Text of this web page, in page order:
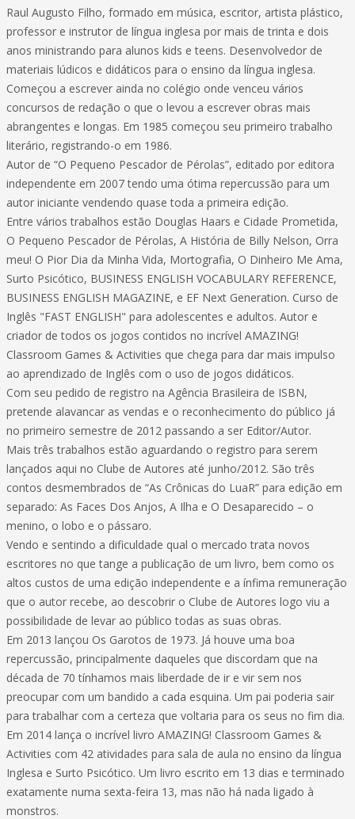
Raul Augusto Filho, formado em música, escritor, artista plástico,
professor e instrutor de língua inglesa por mais de trinta e dois
anos ministrando para alunos kids e teens. Desenvolvedor de
materiais lúdicos e didáticos para o ensino da língua inglesa.
Começou a escrever ainda no colégio onde venceu vários
concursos de redação o que o levou a escrever obras mais
abrangentes e longas. Em 1985 começou seu primeiro trabalho
literário, registrando-o em 1986.
Autor de “O Pequeno Pescador de Pérolas”, editado por editora
independente em 2007 tendo uma ótima repercussão para um
autor iniciante vendendo quase toda a primeira edição.
Entre vários trabalhos estão Douglas Haars e Cidade Prometida,
O Pequeno Pescador de Pérolas, A História de Billy Nelson, Orra
meu! O Pior Dia da Minha Vida, Mortografia, O Dinheiro Me Ama,
Surto Psicótico, BUSINESS ENGLISH VOCABULARY REFERENCE,
BUSINESS ENGLISH MAGAZINE, e EF Next Generation. Curso de
Inglês "FAST ENGLISH" para adolescentes e adultos. Autor e
criador de todos os jogos contidos no incrível AMAZING!
Classroom Games & Activities que chega para dar mais impulso
ao aprendizado de Inglês com o uso de jogos didáticos.
Com seu pedido de registro na Agência Brasileira de ISBN,
pretende alavancar as vendas e o reconhecimento do público já
no primeiro semestre de 2012 passando a ser Editor/Autor.
Mais três trabalhos estão aguardando o registro para serem
lançados aqui no Clube de Autores até junho/2012. São três
contos desmembrados de “As Crônicas do LuaR” para edição em
separado: As Faces Dos Anjos, A Ilha e O Desaparecido – o
menino, o lobo e o pássaro.
Vendo e sentindo a dificuldade qual o mercado trata novos
escritores no que tange a publicação de um livro, bem como os
altos custos de uma edição independente e a ínfima remuneração
que o autor recebe, ao descobrir o Clube de Autores logo viu a
possibilidade de levar ao público todas as suas obras.
Em 2013 lançou Os Garotos de 1973. Já houve uma boa
repercussão, principalmente daqueles que discordam que na
década de 70 tínhamos mais liberdade de ir e vir sem nos
preocupar com um bandido a cada esquina. Um pai poderia sair
para trabalhar com a certeza que voltaria para os seus no fim dia.
Em 2014 lança o incrível livro AMAZING! Classroom Games &
Activities com 42 atividades para sala de aula no ensino da língua
Inglesa e Surto Psicótico. Um livro escrito em 13 dias e terminado
exatamente numa sexta-feira 13, mas não há nada ligado à
monstros.